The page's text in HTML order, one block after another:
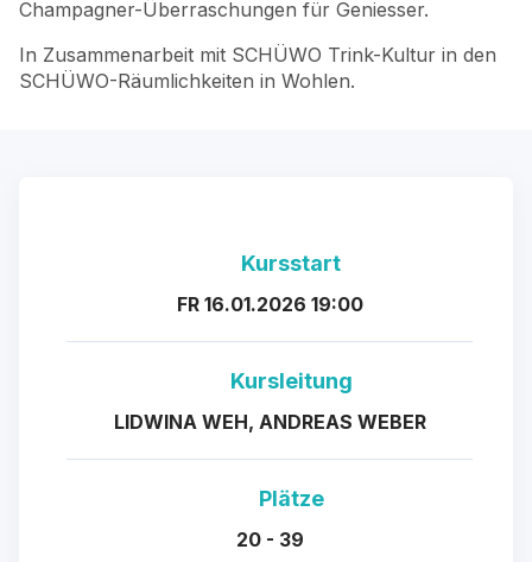
Champagner-Überraschungen für Geniesser.
In Zusammenarbeit mit SCHÜWO Trink-Kultur in den
SCHÜWO-Räumlichkeiten in Wohlen.
Kursstart
FR 16.01.2026 19:00
Kursleitung
LIDWINA WEH, ANDREAS WEBER
Plätze
20 - 39